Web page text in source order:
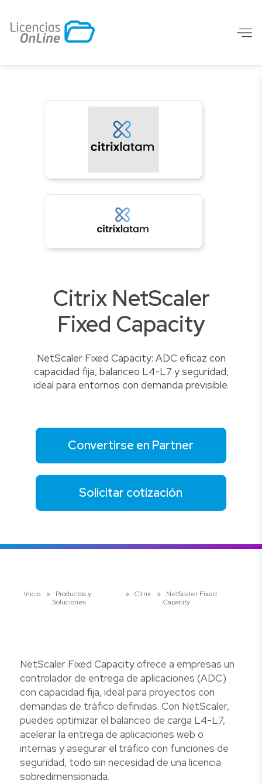
Citrix NetScaler
Fixed Capacity
NetScaler Fixed Capacity: ADC eficaz con
capacidad fija, balanceo L4-L7 y seguridad,
ideal para entornos con demanda previsible.
Convertirse en Partner
Solicitar cotización
Inicio »
Productos y
Soluciones
» Citrix »
NetScaler Fixed
Capacity
NetScaler Fixed Capacity ofrece a empresas un
controlador de entrega de aplicaciones (ADC)
con capacidad fija, ideal para proyectos con
demandas de tráfico definidas. Con NetScaler,
puedes optimizar el balanceo de carga L4-L7,
acelerar la entrega de aplicaciones web o
internas y asegurar el tráfico con funciones de
seguridad, todo sin necesidad de una licencia
sobredimensionada.